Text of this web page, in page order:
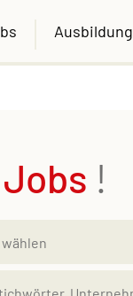
Ausbildung
Jobs !